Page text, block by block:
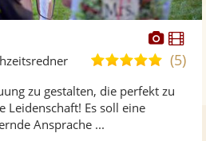
Fotos
5,0
5
(5)
zu gestalten, die perfekt zu
Leidenschaft! Es soll eine
Ansprache ...